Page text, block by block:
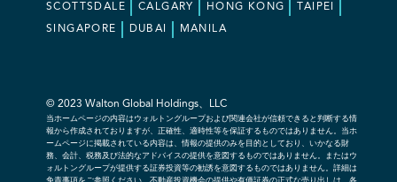
SCOTTSDALE CALGARY HONG KONG TAIPEI
SINGAPORE DUBAI MANILA
© 2023 Walton Global Holdings、LLC
当ホームページの内容はウォルトングループおよび関連会社が信頼できると判断する情
報から作成されておりますが、正確性、適時性等を保証するものではありません。当ホ
ームページに掲載されている内容は、情報の提供のみを目的としており、いかなる財
務、会計、税務及び法的なアドバイスの提供を意図するものではありません。またはウ
ォルトングループが提供する証券投資等の勧誘を意図するものではありません。詳細は